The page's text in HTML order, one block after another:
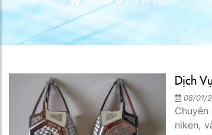
Dịch
08/01/
niken, vàng,